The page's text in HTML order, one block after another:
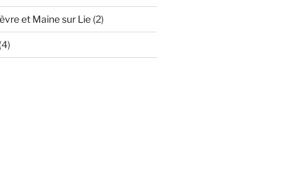
produit
et Maine sur Lie 22
produits
44
produits